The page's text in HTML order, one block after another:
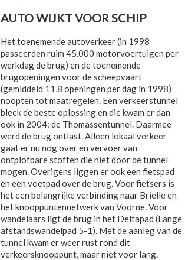
AUTO WIJKT VOOR SCHIP
Het toenemende autoverkeer (in 1998
passeerden ruim 45.000 motorvoertuigen per
werkdag de brug) en de toenemende
brugopeningen voor de scheepvaart
(gemiddeld 11,8 openingen per dag in 1998)
noopten tot maatregelen. Een verkeerstunnel
bleek de beste oplossing en die kwam er dan
ook in 2004: de Thomassentunnel. Daarmee
werd de brug ontlast. Alleen lokaal verkeer
gaat er nu nog over en vervoer van
ontplofbare stoffen die niet door de tunnel
mogen. Overigens liggen er ook een fietspad
en een voetpad over de brug. Voor fietsers is
het een belangrijke verbinding naar Brielle en
het knooppuntennetwerk van Voorne. Voor
wandelaars ligt de brug in het Deltapad (Lange
afstandswandelpad 5-1). Met de aanleg van de
tunnel kwam er weer rust rond dit
verkeersknooppunt, maar niet voor lang.